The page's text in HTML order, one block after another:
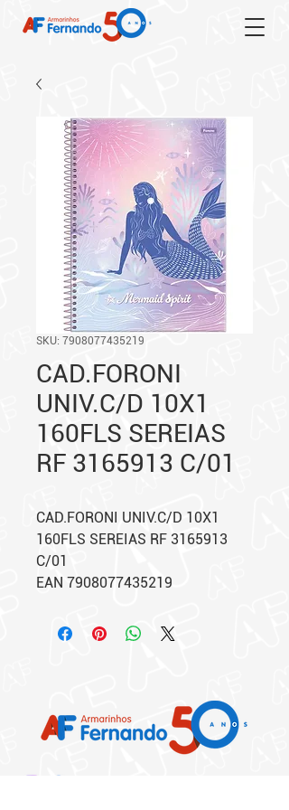
SKU: 7908077435219
CAD.FORONI
UNIV.C/D 10X1
160FLS SEREIAS
RF 3165913 C/01
CAD.FORONI UNIV.C/D 10X1
160FLS SEREIAS RF 3165913
C/01
EAN 7908077435219